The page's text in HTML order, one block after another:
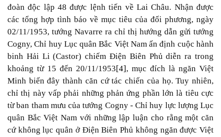
đoàn độc lập 48 được lệnh tiến về Lai Châu. Nhận được
các tổng hợp tình báo về mục tiêu của đối phương, ngày
02/11/1953, tướng Navarre ra chỉ thị hướng dẫn gửi tướng
Cogny, Chỉ huy Lục quân Bắc Việt Nam ấn định cuộc hành
binh Hải Li (Castor) chiếm Điện Biên Phủ diễn ra trong
khoảng từ 15 đến 20/11/1953[4], mục đích là ngăn Việt
Minh biến đây thành căn cứ tác chiến của họ. Tuy nhiên,
chỉ thị này vấp phải những phản ứng phần lớn là tiêu cực
từ ban tham mưu của tướng Cogny - Chỉ huy lực lượng Lục
quân Bắc Việt Nam với những lập luận cho rằng một căn
cứ không lục quân ở Điện Biên Phủ không ngăn được Việt